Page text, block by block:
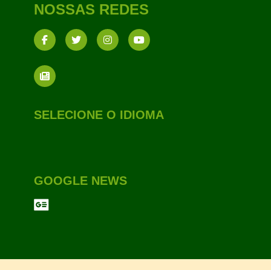
NOSSAS REDES
SELECIONE O IDIOMA
GOOGLE NEWS